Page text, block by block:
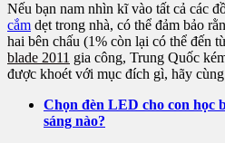
Nếu bạn nam nhìn kĩ vào tất cả các
cắm dẹt trong nhà, có thể đảm bảo
hai bên chấu (1% còn lại có thể đến
blade 2011 gia công, Trung Quốc
được khoét với mục đích gì, hãy
Chọn đèn LED cho con học
sáng nào?